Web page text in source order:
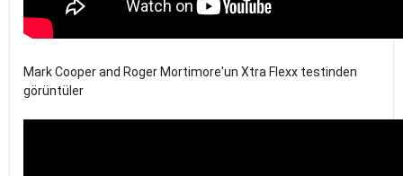
Mark Cooper and Roger Mortimore'un Xtra Flexx testinden
görüntüler